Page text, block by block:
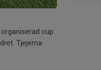
cup
Tjejerna